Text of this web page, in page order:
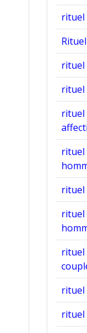
rituel
rituel
rituel
rituel
rituel
rituel
rituel
rituel
rituel
rituel